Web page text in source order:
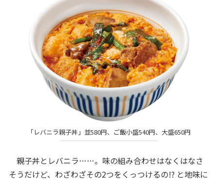
「レバニラ親子丼」並580円、ご飯小盛540円、大盛650円
親子丼とレバニラ……。味の組み合わせはなくはなさ
そうだけど、わざわざその2つをくっつけるの!? と地味に